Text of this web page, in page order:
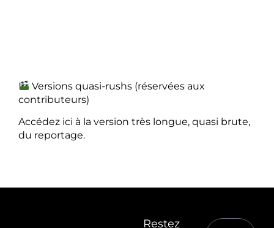
Versions quasi-rushs (réservées aux
contributeurs)
Accédez ici à la version très longue, quasi brute,
du reportage.
Restez